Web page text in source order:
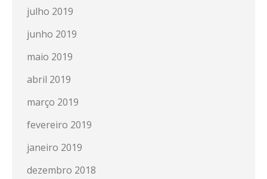
julho 2019
junho 2019
maio 2019
abril 2019
março 2019
fevereiro 2019
janeiro 2019
dezembro 2018